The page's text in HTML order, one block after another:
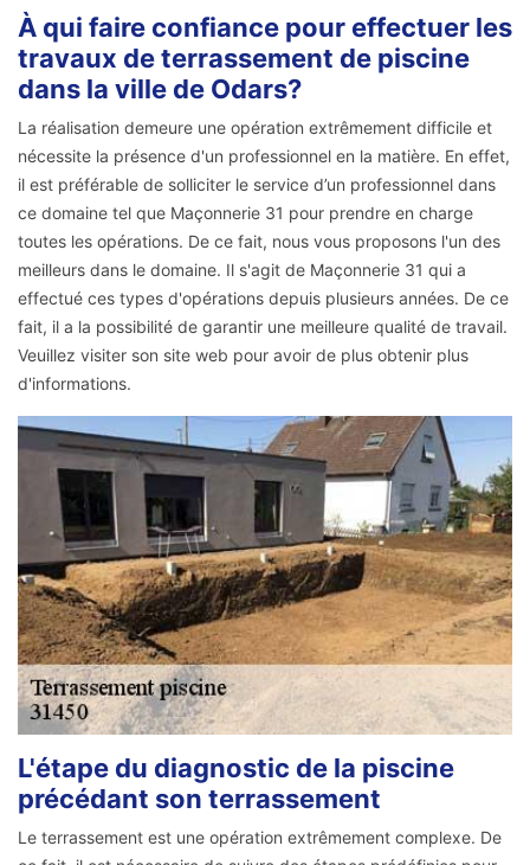
À qui faire confiance pour effectuer les
travaux de terrassement de piscine
dans la ville de Odars?
La réalisation demeure une opération extrêmement difficile et
nécessite la présence d'un professionnel en la matière. En effet,
il est préférable de solliciter le service d’un professionnel dans
ce domaine tel que Maçonnerie 31 pour prendre en charge
toutes les opérations. De ce fait, nous vous proposons l'un des
meilleurs dans le domaine. Il s'agit de Maçonnerie 31 qui a
effectué ces types d'opérations depuis plusieurs années. De ce
fait, il a la possibilité de garantir une meilleure qualité de travail.
Veuillez visiter son site web pour avoir de plus obtenir plus
d'informations.
L'étape du diagnostic de la piscine
précédant son terrassement
Le terrassement est une opération extrêmement complexe. De